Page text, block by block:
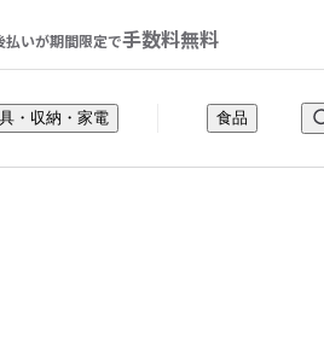
払いが期間限定で手数料無料
・収納・家電 食品